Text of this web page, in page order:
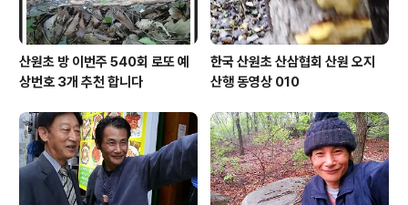
산원초 방 이번주 540회 로또 예
상번호 3개 추천 합니다
한국 산원초 산삼협회 산원 오지
산행 동영상 010